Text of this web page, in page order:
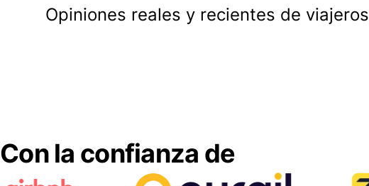
Opiniones reales y recientes de
Con la confianza de